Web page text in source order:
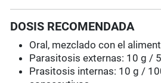
DOSIS RECOMENDADA
Oral, mezclado con el
Parasitosis externas: 10 g /
Prasitosis internas: 10 g /